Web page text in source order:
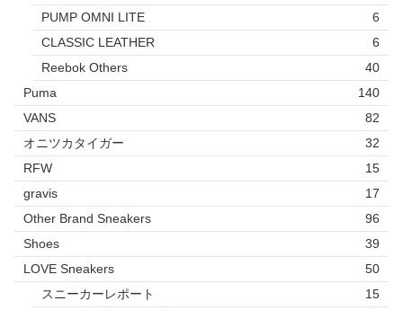
PUMP OMNI LITE
6
CLASSIC LEATHER
6
Reebok Others
40
Puma
140
VANS
82
オニツカタイガー
32
RFW
15
gravis
17
Other Brand Sneakers
96
Shoes
39
LOVE Sneakers
50
スニーカーレポート
15